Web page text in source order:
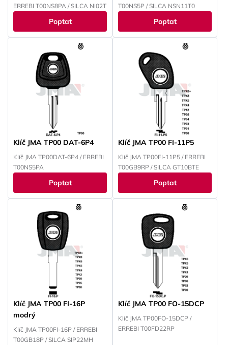
ERREBI T00NS8PA / SILCA NI02T
Poptat
T00NS5P / SILCA NSN11T0
Poptat
Klíč JMA TP00 DAT-6P4
Klíč JMA TP00DAT-6P4 / ERREBI
T00NS5PA
Poptat
Klíč JMA TP00 FI-11P5
Klíč JMA TP00FI-11P5 / ERREBI
T00GB9RP / SILCA GT10BTE
Poptat
Klíč JMA TP00 FI-16P
modrý
Klíč JMA TP00FI-16P / ERREBI
T00GB18P / SILCA SIP22MH
Klíč JMA TP00 FO-15DCP
Klíč JMA TP00FO-15DCP /
ERREBI T00FD22RP